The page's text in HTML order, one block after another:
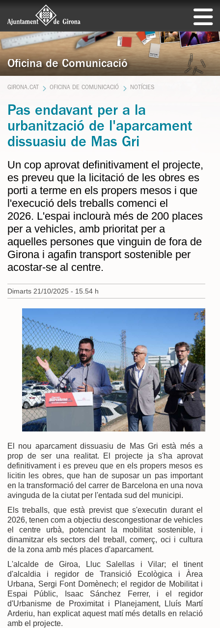
Oficina de Comunicació
GIRONA.CAT OFICINA DE COMUNICACIÓ NOTÍCIES
Pas endavant per a la
urbanització de l'aparcament
dissuasiu de Mas Gri
Un cop aprovat definitivament el projecte,
es preveu que la licitació de les obres es
porti a terme en els propers mesos i que
l'execució dels treballs comenci el
2026. L'espai inclourà més de 200 places
per a vehicles, amb prioritat per a
aquelles persones que vinguin de fora de
Girona i agafin transport sostenible per
acostar-se al centre.
Dimarts 21/10/2025 - 15.54 h
El nou aparcament dissuasiu de Mas Gri està més a
prop de ser una realitat. El projecte ja s'ha aprovat
definitivament i es preveu que en els propers mesos es
licitin les obres, que han de suposar un pas important
en la transformació del carrer de Barcelona en una nova
avinguda de la ciutat per l'entada sud del municipi.
Els treballs, que està previst que s'executin durant el
2026, tenen com a objectiu descongestionar de vehicles
el centre urbà, potenciant la mobilitat sostenible, i
dinamitzar els sectors del treball, comerç, oci i cultura
de la zona amb més places d'aparcament.
L'alcalde de Giroa, Lluc Salellas i Vilar; el tinent
d'alcaldia i regidor de Transició Ecològica i Àrea
Urbana, Sergi Font Domènech; el regidor de Mobilitat i
Espai Públic, Isaac Sánchez Ferrer, i el regidor
d'Urbanisme de Proximitat i Planejament, Lluís Martí
Arderiu, han explicat aquest matí més detalls en relació
amb el projecte.